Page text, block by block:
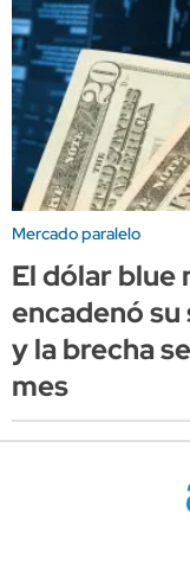
Mercado paralelo
El dólar blue
encadenó
y la brecha
mes